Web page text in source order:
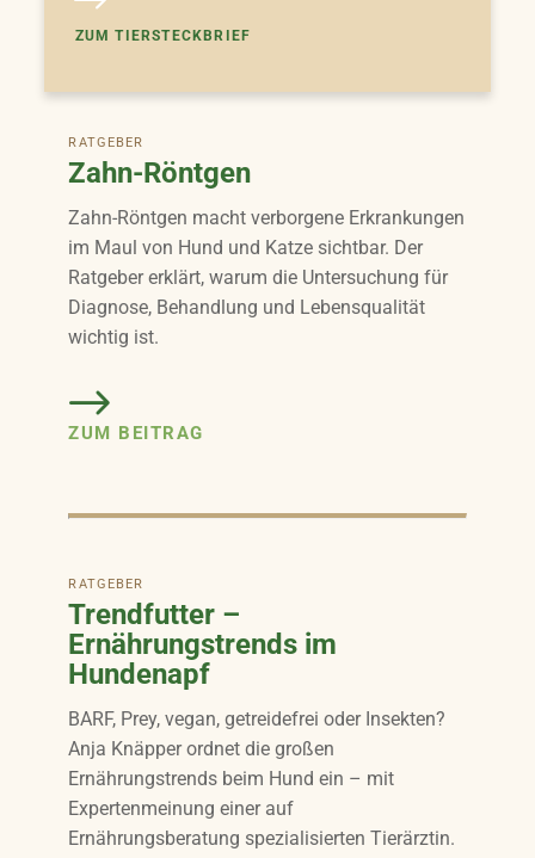
ZUM TIERSTECKBRIEF
RATGEBER
Zahn-Röntgen
Zahn-Röntgen macht verborgene Erkrankungen
im Maul von Hund und Katze sichtbar. Der
Ratgeber erklärt, warum die Untersuchung für
Diagnose, Behandlung und Lebensqualität
wichtig ist.
ZUM BEITRAG
RATGEBER
Trendfutter –
Ernährungstrends im
Hundenapf
BARF, Prey, vegan, getreidefrei oder Insekten?
Anja Knäpper ordnet die großen
Ernährungstrends beim Hund ein – mit
Expertenmeinung einer auf
Ernährungsberatung spezialisierten Tierärztin.